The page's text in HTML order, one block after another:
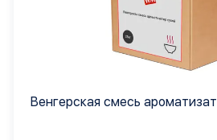
Венгерская смесь